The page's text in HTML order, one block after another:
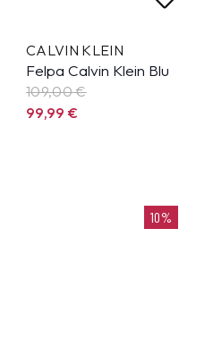
CALVIN KLEIN
Felpa Calvin Klein Blu
109,00 €
99,99€
10%